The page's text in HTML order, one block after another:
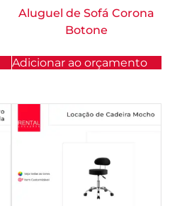
Aluguel de Sofá Corona
Botone
Adicionar ao orçamento